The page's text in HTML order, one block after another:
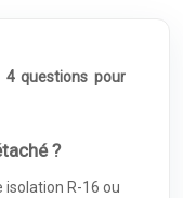
questions pour
?
R-16 ou